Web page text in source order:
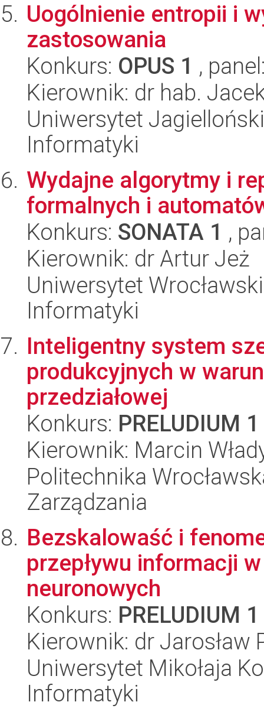
Uogólnienie entropii i
zastosowania
Konkurs: OPUS 1 ,
Kierownik: dr hab.
Uniwersytet
Informatyki
Wydajne algorytmy i
formalnych i
Konkurs: SONATA 1 ,
Kierownik: dr Artur Jeż
Uniwersytet
Informatyki
Inteligentny system
produkcyjnych w
przedziałowej
Konkurs: PRELUDIUM 1
Kierownik: Marcin
Politechnika
Zarządzania
Bezskalowaść i
przepływu informacji
neuronowych
Konkurs: PRELUDIUM 1
Kierownik: dr Jarosław
Uniwersytet Mikołaja
Informatyki